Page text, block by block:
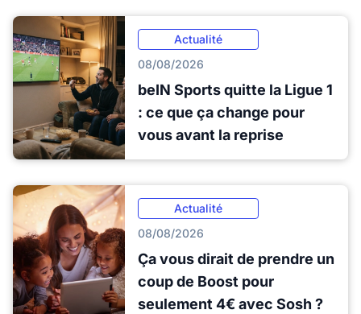
Actualité
08/08/2026
beIN Sports quitte la Ligue 1
: ce que ça change pour
vous avant la reprise
Actualité
08/08/2026
Ça vous dirait de prendre un
coup de Boost pour
seulement 4€ avec Sosh ?